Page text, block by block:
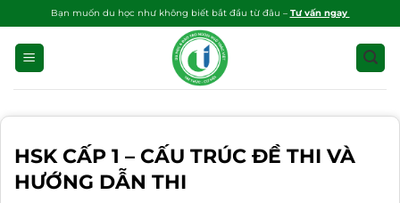
qua
dung
Bạn muốn du học như không biết bắt đầu từ đâu – Tư vấn ngay
HSK CẤP 1 – CẤU TRÚC ĐỀ THI VÀ
HƯỚNG DẪN THI